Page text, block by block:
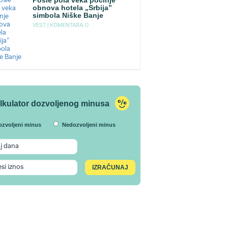
obnova hotela „Srbija”
simbola Niške Banje
VEST | KOMENTARA: 0
dozvoljenog minusa
minus Nedozvoljeni minus